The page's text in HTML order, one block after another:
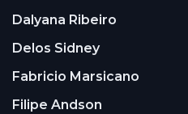
Dalyana Ribeiro
Delos Sidney
Fabricio Marsicano
Filipe Andson